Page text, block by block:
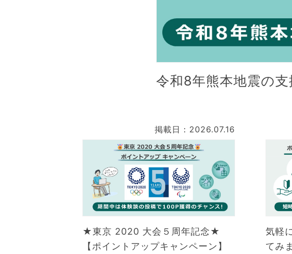
令和8年熊本地震の
掲載日：2026.07.16
★東京 2020 大会５周年記念★
【ポイントアップキャンペーン】
気軽
てみ